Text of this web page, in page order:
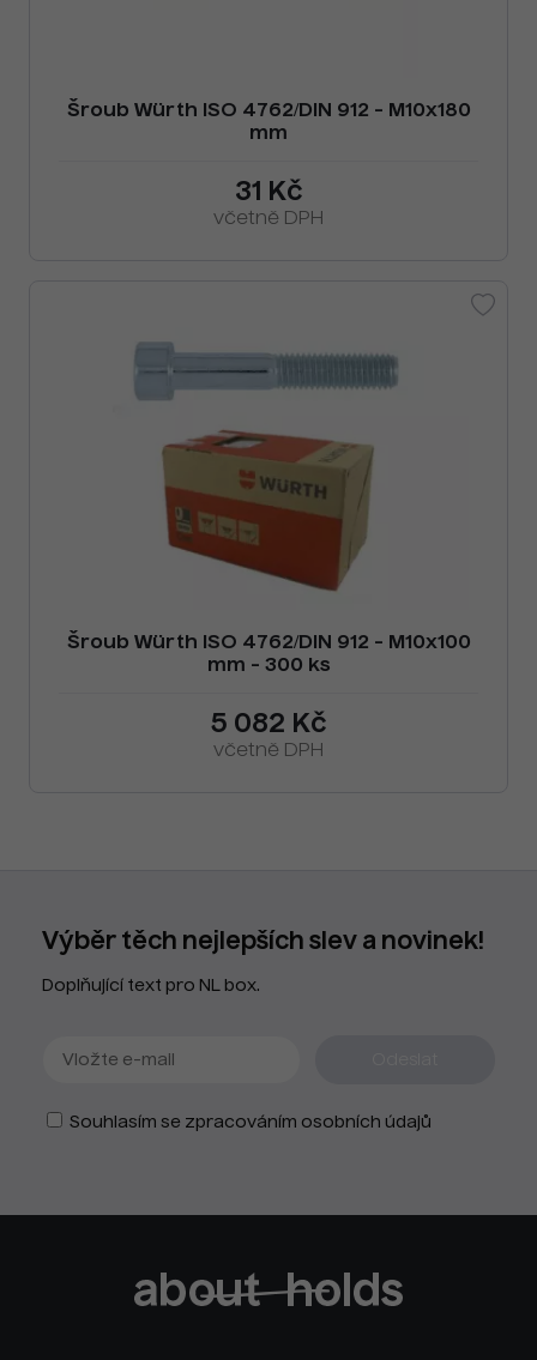
Šroub Würth ISO 4762/DIN 912 - M10x180
mm
31 Kč
včetně DPH
Šroub Würth ISO 4762/DIN 912 - M10x100
mm - 300 ks
5 082 Kč
včetně DPH
Výběr těch nejlepších slev a novinek!
Doplňující text pro NL box.
Souhlasím se zpracováním osobních údajů